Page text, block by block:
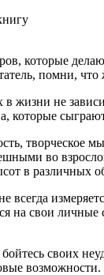
которые
помни,
жизни не
которые
творческое
во
в различных
всегда
на свои личные
бойтесь своих
возможности.